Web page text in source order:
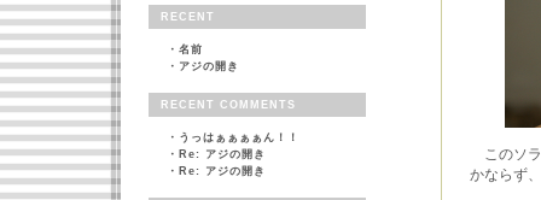
RECENT
・ 名前
・ アジの開き
RECENT COMMENTS
・ うっはぁぁぁぁん！！
・ Re: アジの開き
・ Re: アジの開き
このソ
かならず